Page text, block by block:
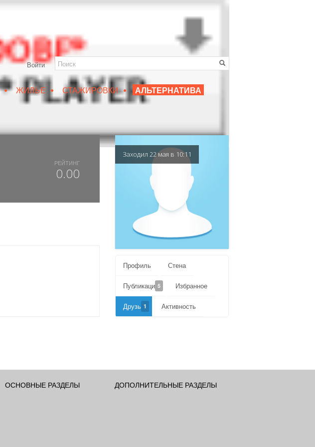
Войти
• ЖИЛЬЕ • СТАЖИРОВКИ • АЛЬТЕРНАТИВА
ДОСТУПНЫЙ ВОРОНЕЖ | ЛЮБИМЫЙ ПРЕПОДАВАТЕЛЬ
РЕЙТИНГ
0.00
Заходил 22 мая в 10:11
Профиль Стена
Публикации5 Избранное
Друзья1 Активность
ОСНОВНЫЕ РАЗДЕЛЫ ДОПОЛНИТЕЛЬНЫЕ РАЗДЕЛЫ